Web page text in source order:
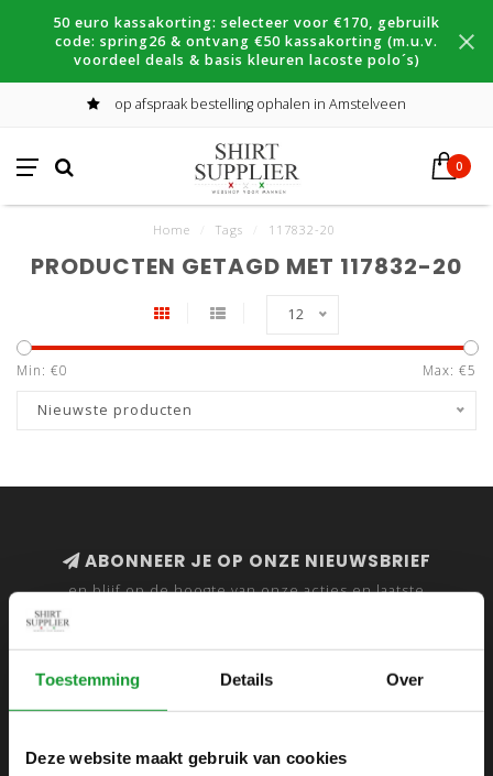
Toestemming Details Over
Deze website maakt gebruik van cookies
50 euro kassakorting: selecteer voor €170, gebruilk
code: spring26 & ontvang €50 kassakorting (m.u.v.
voordeel deals & basis kleuren lacoste polo´s)
op afspraak bestelling ophalen in Amstelveen
0
Home Tags 117832-20
PRODUCTEN GETAGD MET 117832-20
12
Min: €0 Max: €5
Nieuwste producten
ABONNEER JE OP ONZE NIEUWSBRIEF
en blijf op de hoogte van onze acties en laatste
SHIRTSUPPLIER.NL